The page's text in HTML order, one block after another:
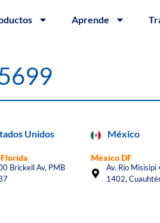
Aprende
Unidos
Brickell Av, PMB
México
México DF
Av. Rio Misisipi
1402,